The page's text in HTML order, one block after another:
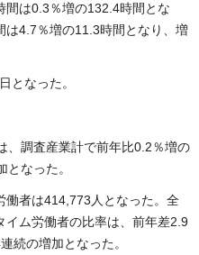
間は0.3％増の132.4時間とな
は4.7％増の11.3時間となり、増
となった。
、調査産業計で前年比0.2％増の
なった。
働者は414,773人となった。全
イム労働者の比率は、前年差2.9
続の増加となった。